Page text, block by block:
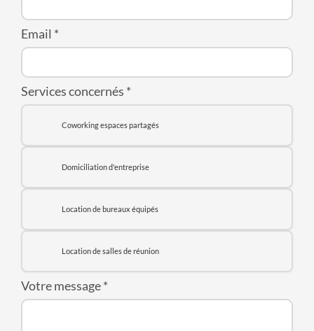
Munich
Fribourg
Hanovre Sud
Email *
Services concernés *
Coworking espaces partagés
Domiciliation d'entreprise
Location de bureaux équipés
Location de salles de réunion
Votre message*